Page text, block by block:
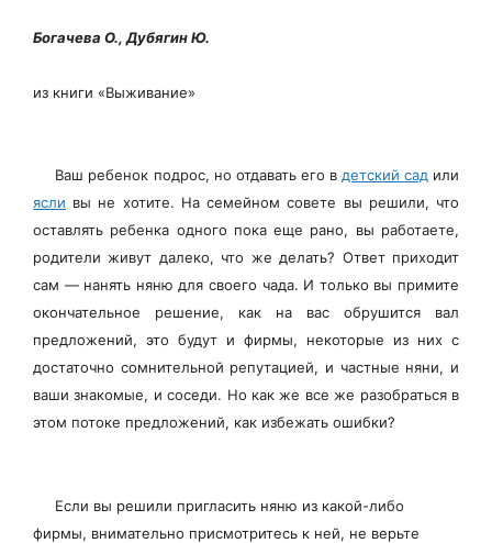
Богачева О., Дубягин Ю.
из книги «Выживание»
Ваш ребенок подрос, но отдавать его в детский сад или
ясли вы не хотите. На семейном совете вы решили, что
оставлять ребенка одного пока еще рано, вы работаете,
родители живут далеко, что же делать? Ответ приходит
сам — нанять няню для своего чада. И только вы примите
окончательное решение, как на вас обрушится вал
предложений, это будут и фирмы, некоторые из них с
достаточно сомнительной репутацией, и частные няни, и
ваши знакомые, и соседи. Но как же все же разобраться в
этом потоке предложений, как избежать ошибки?
Если вы решили пригласить няню из какой-либо
фирмы, внимательно присмотритесь к ней, не верьте